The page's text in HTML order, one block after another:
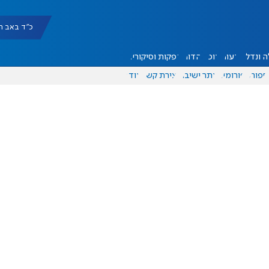
כ"ד באב תשפ"ו
ונדל"ן דעות אוכל יהדות הפקות וסיקורים
ספורט פורומים אתר ישיבה יצירת קשר עוד